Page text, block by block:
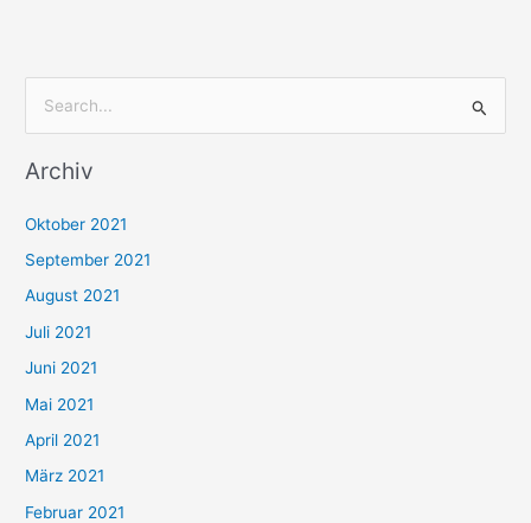
c
n
n
a
c
h
:
Archiv
Oktober 2021
September 2021
August 2021
Juli 2021
Juni 2021
Mai 2021
April 2021
März 2021
Februar 2021